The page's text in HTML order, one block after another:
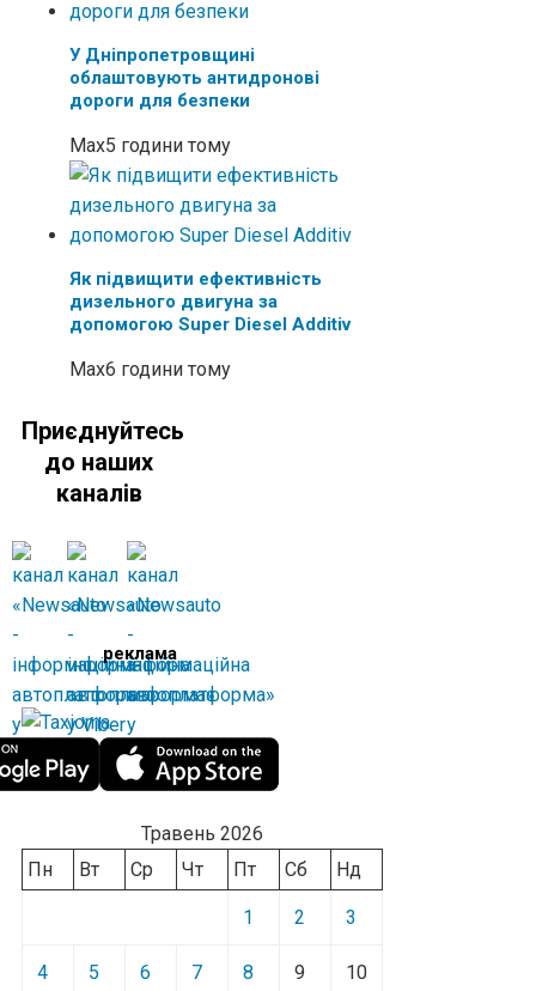
У Дніпропетровщині
облаштовують антидронові
дороги для безпеки
Max5 години тому
Як підвищити ефективність
дизельного двигуна за
допомогою Super Diesel Additiv
Max6 години тому
Приєднуйтесь
до наших
каналів
реклама
Травень 2026
Пн
Вт Ср Чт Пт Сб Нд
1 2 3
4 5 6 7 8 9 10